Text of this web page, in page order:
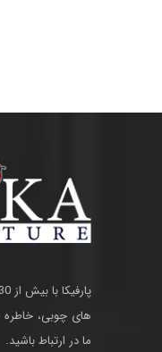
های چوبی، خاطره
ما در ارتباط باشید.